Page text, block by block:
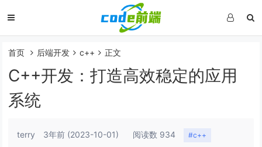
首页 后端开发 c++ 正文
C++开发：打造高效稳定的应用
系统
terry 3年前 (2023-10-01) 阅读数 934 #c++